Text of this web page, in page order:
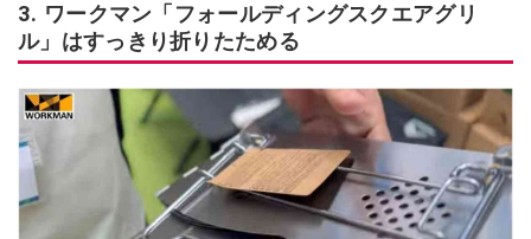
3. ワークマン「フォールディングスクエアグリ
ル」はすっきり折りたためる